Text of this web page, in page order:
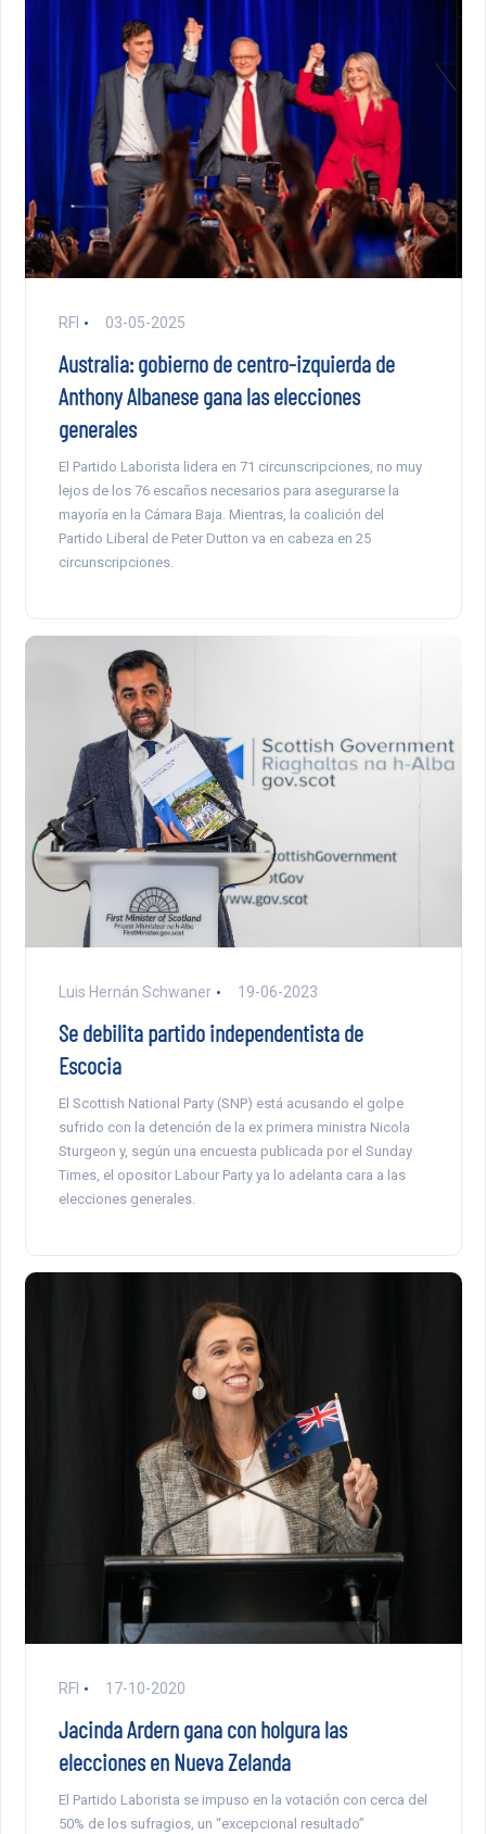
RFI 03-05-2025
Australia: gobierno de centro-izquierda de
Anthony Albanese gana las elecciones
generales
El Partido Laborista lidera en 71 circunscripciones, no muy
lejos de los 76 escaños necesarios para asegurarse la
mayoría en la Cámara Baja. Mientras, la coalición del
Partido Liberal de Peter Dutton va en cabeza en 25
circunscripciones.
Luis Hernán Schwaner 19-06-2023
Se debilita partido independentista de
Escocia
El Scottish National Party (SNP) está acusando el golpe
sufrido con la detención de la ex primera ministra Nicola
Sturgeon y, según una encuesta publicada por el Sunday
Times, el opositor Labour Party ya lo adelanta cara a las
elecciones generales.
RFI 17-10-2020
Jacinda Ardern gana con holgura las
elecciones en Nueva Zelanda
El Partido Laborista se impuso en la votación con cerca del
50% de los sufragios, un “excepcional resultado”